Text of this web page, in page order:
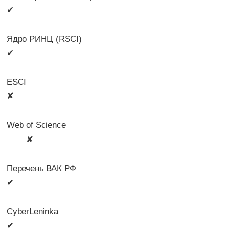
✔
Ядро РИНЦ (RSCI)
✔
ESCI
✘
Web of Science
✘
Перечень ВАК РФ
✔
CyberLeninka
✔